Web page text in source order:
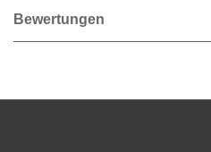
Bewertungen